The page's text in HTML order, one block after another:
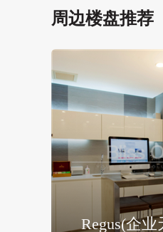
周边楼盘推荐
Regus(企